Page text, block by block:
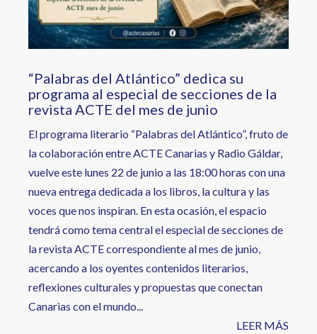
“Palabras del Atlántico” dedica su
programa al especial de secciones de la
revista ACTE del mes de junio
El programa literario “Palabras del Atlántico”, fruto de
la colaboración entre ACTE Canarias y Radio Gáldar,
vuelve este lunes 22 de junio a las 18:00 horas con una
nueva entrega dedicada a los libros, la cultura y las
voces que nos inspiran. En esta ocasión, el espacio
tendrá como tema central el especial de secciones de
la revista ACTE correspondiente al mes de junio,
acercando a los oyentes contenidos literarios,
reflexiones culturales y propuestas que conectan
Canarias con el mundo...
LEER MÁS